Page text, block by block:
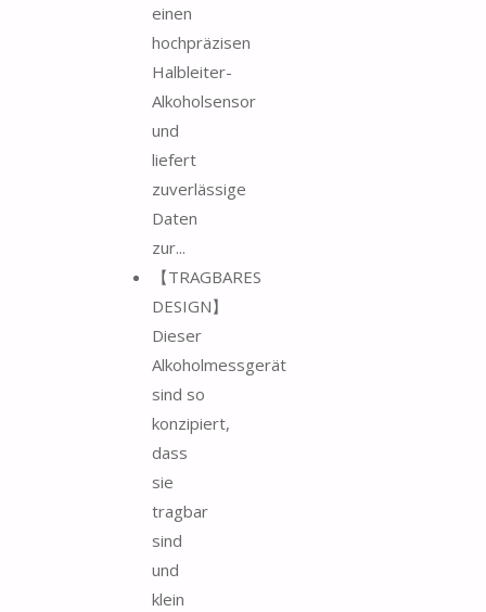
einen
hochpräzisen
Halbleiter-
Alkoholsensor
und
liefert
zuverlässige
Daten
zur...
【TRAGBARES
DESIGN】
Dieser
Alkoholmessgerät
sind so
konzipiert,
dass
sie
tragbar
sind
und
klein